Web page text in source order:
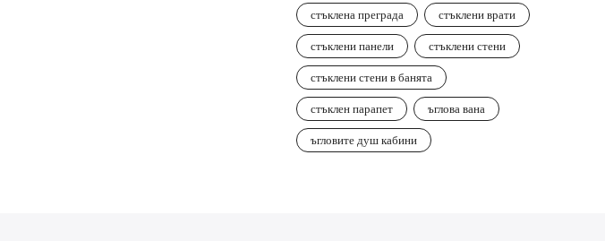
стъклена преграда
стъклени врати
стъклени панели
стъклени стени
стъклени стени в банята
стъклен парапет
ъглова вана
ъгловите душ кабини